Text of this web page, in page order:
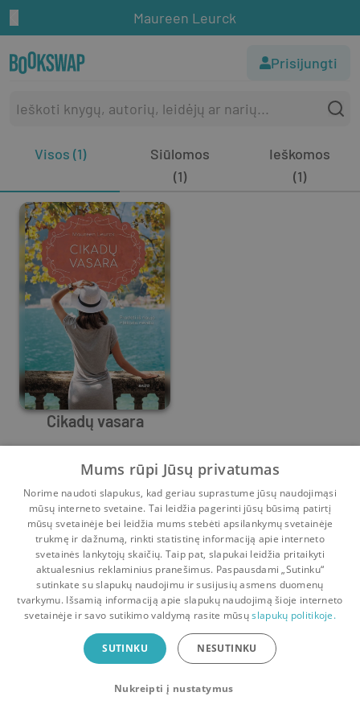
Maureen Leurck
Prisijungti
Visos (1)
Siūlomos
(1)
Ieškomos
(1)
Cikadų vasara
Maureen Leurck
7 9
Pradinis Krepšelis Pokalbiai Pranešimai Paskyra
Bookswap programėlė
Mainykis knygomis dar patogiau!
Uždaryti
Mums rūpi Jūsų privatumas
Norime naudoti slapukus, kad geriau suprastume jūsų naudojimąsi
mūsų interneto svetaine. Tai leidžia pagerinti jūsų būsimą patirtį
mūsų svetainėje bei leidžia mums stebėti apsilankymų svetainėje
trukmę ir dažnumą, rinkti statistinę informaciją apie interneto
svetainės lankytojų skaičių. Taip pat, slapukai leidžia pritaikyti
aktualesnius reklaminius pranešimus. Paspausdami „Sutinku“
sutinkate su slapukų naudojimu ir susijusių asmens duomenų
tvarkymu. Išsamią informaciją apie slapukų naudojimą šioje interneto
svetainėje ir savo sutikimo valdymą rasite mūsųslapukų politikoje.
SUTINKU NESUTINKU
Nukreipti į nustatymus